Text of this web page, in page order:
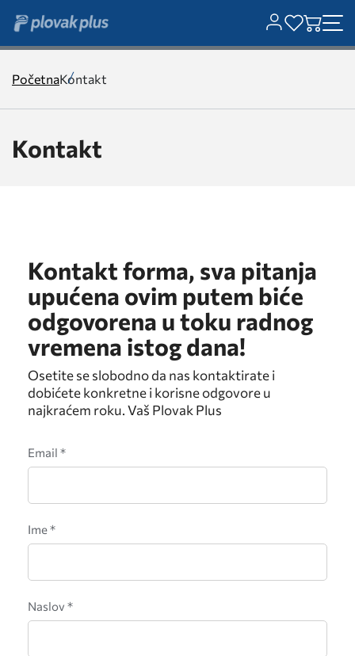
PočetnaKontakt
Kontakt
Kontakt forma, sva pitanja
upućena ovim putem biće
odgovorena u toku radnog
vremena istog dana!
Osetite se slobodno da nas kontaktirate i
dobićete konkretne i korisne odgovore u
najkraćem roku. Vaš Plovak Plus
Email *
Ime *
Naslov *